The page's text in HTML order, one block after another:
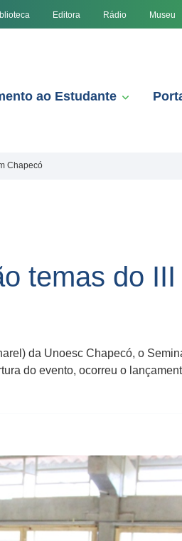
Editora Rádio Museu
ao Estudante
Chapecó
temas do
da Unoesc Chapecó, o
do evento, ocorreu o